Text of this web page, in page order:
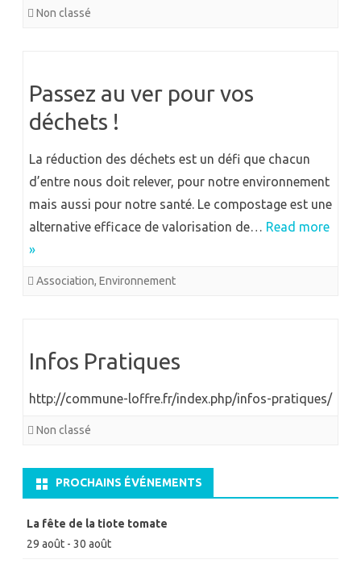
Non classé
Passez au ver pour vos
déchets !
La réduction des déchets est un défi que chacun
d’entre nous doit relever, pour notre environnement
mais aussi pour notre santé. Le compostage est une
alternative efficace de valorisation de… Read more
»
Association, Environnement
Infos Pratiques
http://commune-loffre.fr/index.php/infos-pratiques/
Non classé
PROCHAINS ÉVÉNEMENTS
La fête de la tiote tomate
29 août - 30 août